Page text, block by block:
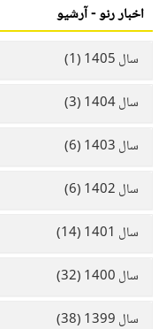
اخبار رنو - آرشیو
سال 1405 (1)
سال 1404 (3)
سال 1403 (6)
سال 1402 (6)
سال 1401 (14)
سال 1400 (32)
سال 1399 (38)